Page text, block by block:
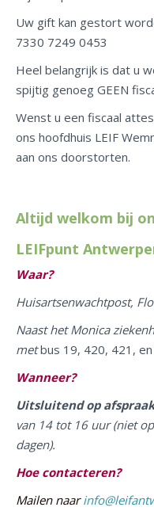
Uw gift kan gestort
7330 7249 0453
Heel belangrijk is dat u
spijtig genoeg GEEN
Wenst u een fiscaal
ons hoofdhuis LEIF
aan ons doorstorten.
Altijd welkom bij
LEIFpunt
Waar?
Huisartsenwachtpost,
Naast het Monica
metbus 19, 420, 421,
Wanneer?
Uitsluitend op afspraak
van 14 tot 16 uur (niet
dagen).
Hoe contacteren?
Mailen naar